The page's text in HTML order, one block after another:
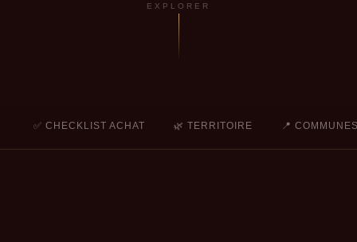
EXPLORER
✅ CHECKLIST ACHAT 🌿 TERRITOIRE 📍